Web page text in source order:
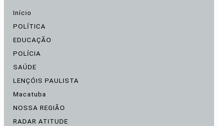
Início
POLÍTICA
EDUCAÇÃO
POLÍCIA
SAÚDE
LENÇÓIS PAULISTA
Macatuba
NOSSA REGIÃO
RADAR ATITUDE